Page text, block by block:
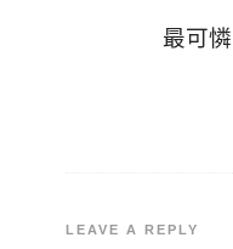
最可
LEAVE A REPLY